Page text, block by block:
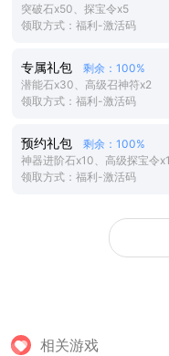
突破石x50、探宝令x5
领取方式：福利-激活码
专属礼包
剩余：100%
潜能石x30、高级召神符x2
领取方式：福利-激活码
预约礼包
剩余：100%
神器进阶石x10、高级探宝令x1
领取方式：福利-激活码
相关游戏